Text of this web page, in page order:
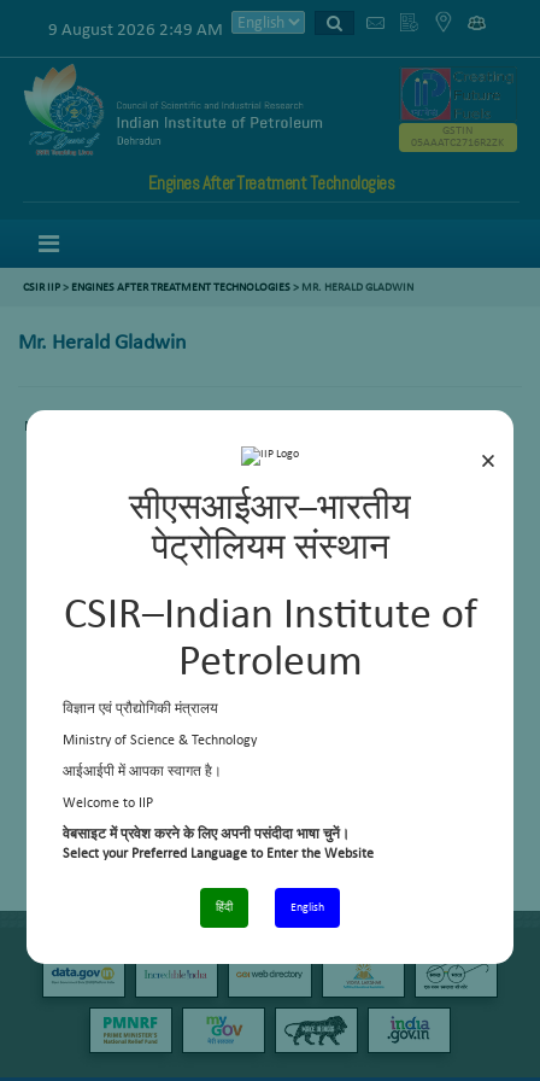
×
सीएसआईआर–भारतीय
पेट्रोलियम संस्थान
CSIR–Indian Institute of
Petroleum
विज्ञान एवं प्रौद्योगिकी मंत्रालय
Ministry of Science & Technology
आईआईपी में आपका स्वागत है।
Welcome to IIP
वेबसाइट में प्रवेश करने के लिए अपनी पसंदीदा भाषा चुनें।
Select your Preferred Language to Enter the Website
हिंदी English
9 August 2026 2:49 AM
Engines After Treatment Technologies
GSTIN
05AAATC2716R2ZK
CSIR IIP> ENGINES AFTER TREATMENT TECHNOLOGIES> MR. HERALD GLADWIN
Mr. Herald Gladwin
Mr. Herald Gladwin, Lab Atd (2)